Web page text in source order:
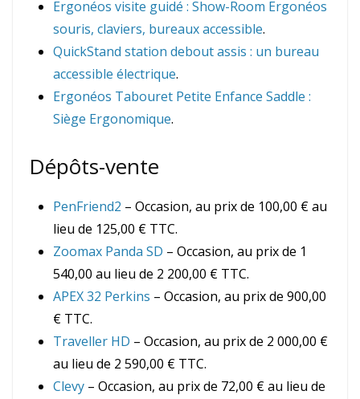
Ergonéos visite guidé : Show-Room Ergonéos
souris, claviers, bureaux accessible.
QuickStand station debout assis : un bureau
accessible électrique.
Ergonéos Tabouret Petite Enfance Saddle :
Siège Ergonomique.
Dépôts-vente
PenFriend2 – Occasion, au prix de 100,00 € au
lieu de 125,00 € TTC.
Zoomax Panda SD – Occasion, au prix de 1
540,00 au lieu de 2 200,00 € TTC.
APEX 32 Perkins – Occasion, au prix de 900,00
€ TTC.
Traveller HD – Occasion, au prix de 2 000,00 €
au lieu de 2 590,00 € TTC.
Clevy – Occasion, au prix de 72,00 € au lieu de